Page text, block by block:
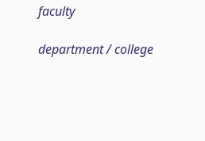
faculty
department / college